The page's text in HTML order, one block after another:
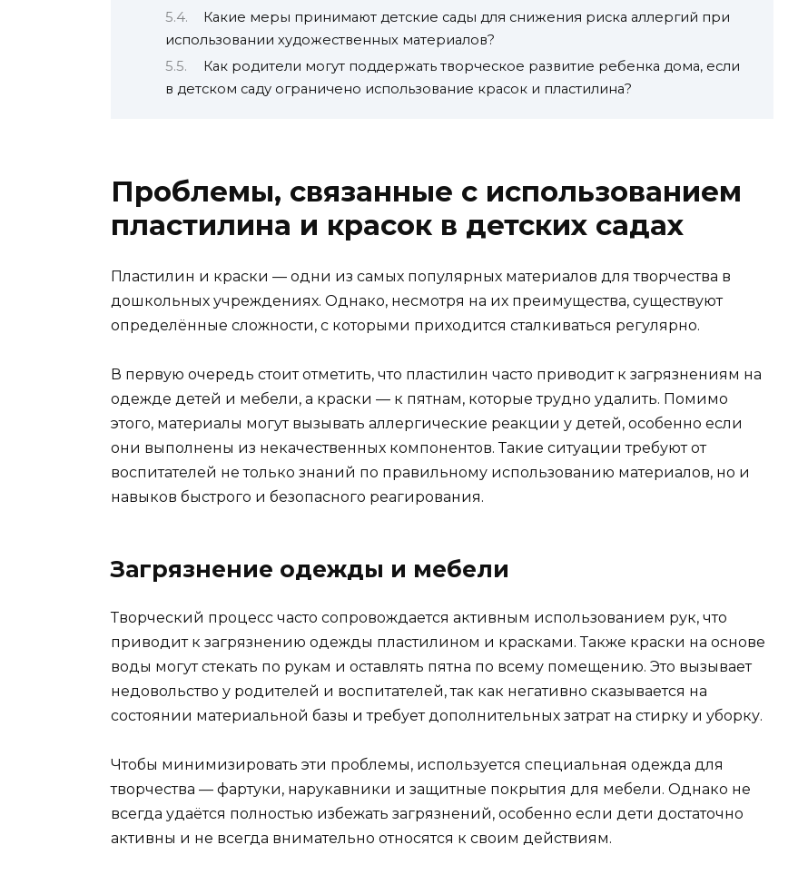
Какие меры принимают детские сады для снижения риска аллергий при
использовании художественных материалов?
Как родители могут поддержать творческое развитие ребенка дома, если
в детском саду ограничено использование красок и пластилина?
Проблемы, связанные с использованием
пластилина и красок в детских садах
Пластилин и краски — одни из самых популярных материалов для творчества в
дошкольных учреждениях. Однако, несмотря на их преимущества, существуют
определённые сложности, с которыми приходится сталкиваться регулярно.
В первую очередь стоит отметить, что пластилин часто приводит к загрязнениям на
одежде детей и мебели, а краски — к пятнам, которые трудно удалить. Помимо
этого, материалы могут вызывать аллергические реакции у детей, особенно если
они выполнены из некачественных компонентов. Такие ситуации требуют от
воспитателей не только знаний по правильному использованию материалов, но и
навыков быстрого и безопасного реагирования.
Загрязнение одежды и мебели
Творческий процесс часто сопровождается активным использованием рук, что
приводит к загрязнению одежды пластилином и красками. Также краски на основе
воды могут стекать по рукам и оставлять пятна по всему помещению. Это вызывает
недовольство у родителей и воспитателей, так как негативно сказывается на
состоянии материальной базы и требует дополнительных затрат на стирку и уборку.
Чтобы минимизировать эти проблемы, используется специальная одежда для
творчества — фартуки, нарукавники и защитные покрытия для мебели. Однако не
всегда удаётся полностью избежать загрязнений, особенно если дети достаточно
активны и не всегда внимательно относятся к своим действиям.